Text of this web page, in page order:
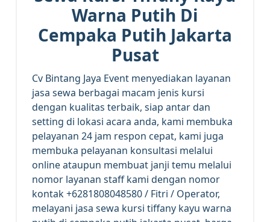
Warna Putih Di
Cempaka Putih Jakarta
Pusat
Cv Bintang Jaya Event menyediakan layanan
jasa sewa berbagai macam jenis kursi
dengan kualitas terbaik, siap antar dan
setting di lokasi acara anda, kami membuka
pelayanan 24 jam respon cepat, kami juga
membuka pelayanan konsultasi melalui
online ataupun membuat janji temu melalui
nomor layanan staff kami dengan nomor
kontak +6281808048580 / Fitri / Operator,
melayani jasa sewa kursi tiffany kayu warna